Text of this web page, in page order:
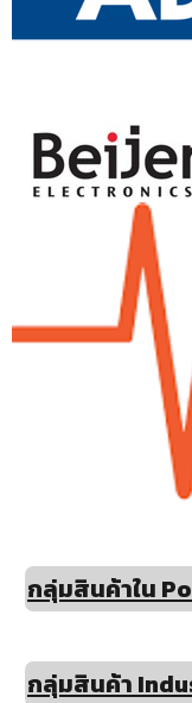
กลุ่มสินค้าใน
กลุ่มสินค้า